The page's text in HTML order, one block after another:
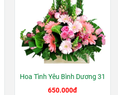
Hoa Tình Yêu Bình Dương 31
650.000đ